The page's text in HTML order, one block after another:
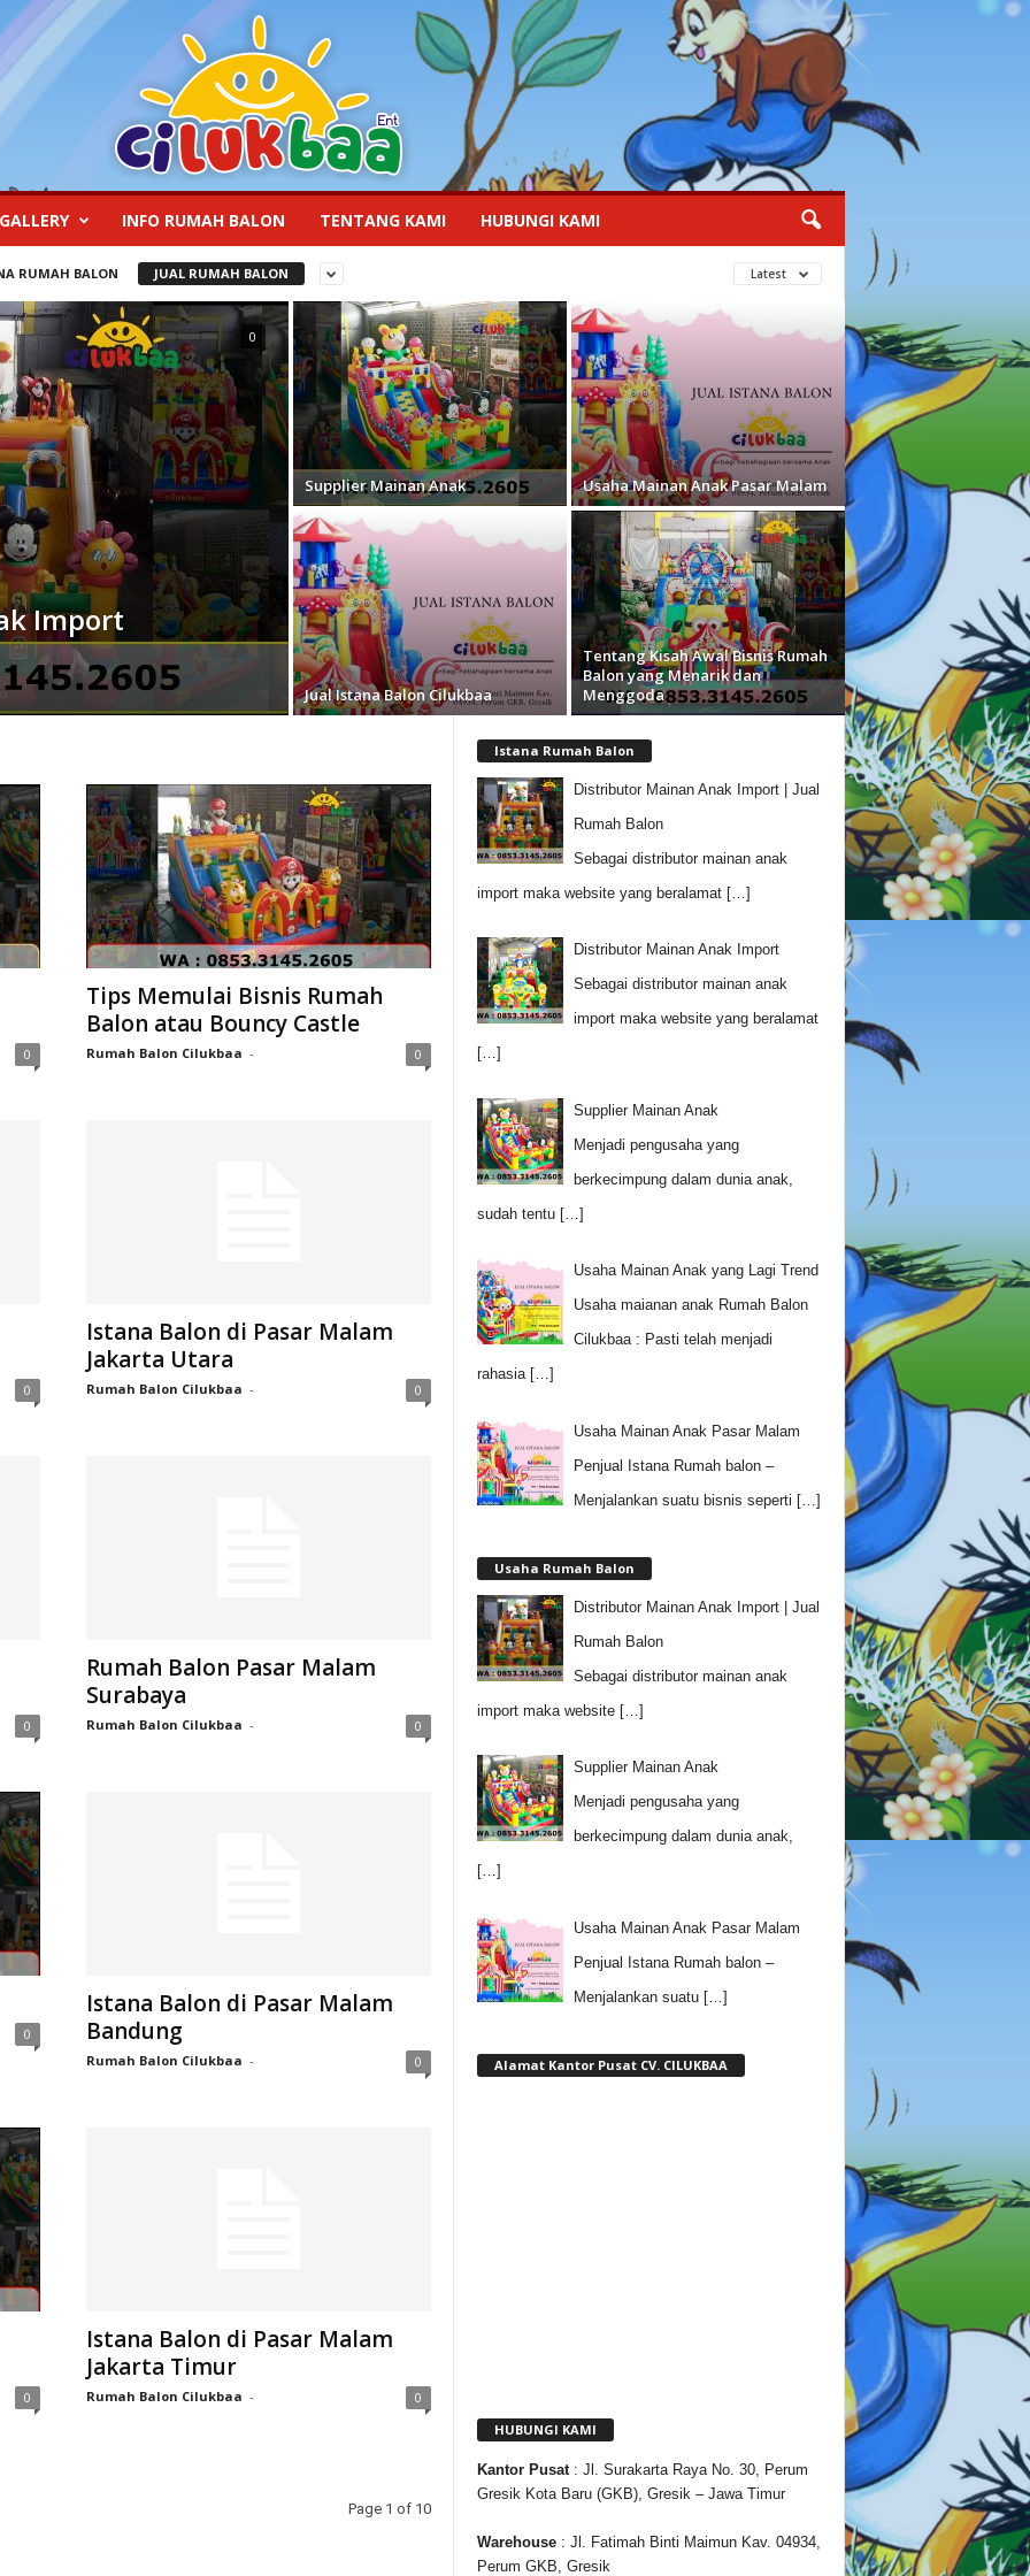
GALLERY INFO RUMAH BALON TENTANG KAMI HUBUNGI KAMI
RUMAH BALON JUAL RUMAH BALON Latest
Import
0
Supplier Mainan Anak Usaha Mainan Anak Pasar Malam
Jual Istana Balon Cilukbaa
Tentang Kisah Awal Bisnis Rumah
Balon yang Menarik dan
Menggoda
0
Tips Memulai Bisnis Rumah
Balon atau Bouncy Castle
Rumah Balon Cilukbaa - 0
0
Istana Balon di Pasar Malam
Jakarta Utara
Rumah Balon Cilukbaa - 0
0
Rumah Balon Pasar Malam
Surabaya
Rumah Balon Cilukbaa - 0
0
Istana Balon di Pasar Malam
Bandung
Rumah Balon Cilukbaa - 0
0
Istana Balon di Pasar Malam
Jakarta Timur
Rumah Balon Cilukbaa - 0
Page 1 of 10
Istana Rumah Balon
Distributor Mainan Anak Import | Jual
Rumah Balon
Sebagai distributor mainan anak
import maka website yang beralamat […]
Distributor Mainan Anak Import
Sebagai distributor mainan anak
import maka website yang beralamat
[…]
Supplier Mainan Anak
Menjadi pengusaha yang
berkecimpung dalam dunia anak,
sudah tentu […]
Usaha Mainan Anak yang Lagi Trend
Usaha maianan anak Rumah Balon
Cilukbaa : Pasti telah menjadi
rahasia […]
Usaha Mainan Anak Pasar Malam
Penjual Istana Rumah balon –
Menjalankan suatu bisnis seperti […]
Usaha Rumah Balon
Distributor Mainan Anak Import | Jual
Rumah Balon
Sebagai distributor mainan anak
import maka website […]
Supplier Mainan Anak
Menjadi pengusaha yang
berkecimpung dalam dunia anak,
[…]
Usaha Mainan Anak Pasar Malam
Penjual Istana Rumah balon –
Menjalankan suatu […]
Alamat Kantor Pusat CV. CILUKBAA
HUBUNGI KAMI
Kantor Pusat: Jl. Surakarta Raya No. 30, Perum
Gresik Kota Baru (GKB), Gresik – Jawa Timur
Warehouse: Jl. Fatimah Binti Maimun Kav. 04934,
Perum GKB, Gresik